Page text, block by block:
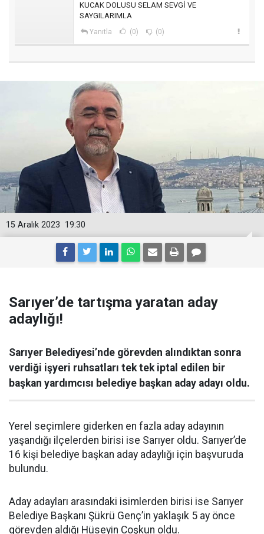
KUCAK DOLUSU SELAM SEVGİ VE
SAYGILARIMLA
Yanıtla (0) (0)
19:30
15 Aralık 2023
Sarıyer’de tartışma yaratan aday
adaylığı!
Sarıyer Belediyesi’nde görevden alındıktan sonra
verdiği işyeri ruhsatları tek tek iptal edilen bir
başkan yardımcısı belediye başkan aday adayı oldu.
Yerel seçimlere giderken en fazla aday adayının
yaşandığı ilçelerden birisi ise Sarıyer oldu. Sarıyer’de
16 kişi belediye başkan aday adaylığı için başvuruda
bulundu.
Aday adayları arasındaki isimlerden birisi ise Sarıyer
Belediye Başkanı Şükrü Genç’in yaklaşık 5 ay önce
görevden aldığı Hüseyin Coşkun oldu.